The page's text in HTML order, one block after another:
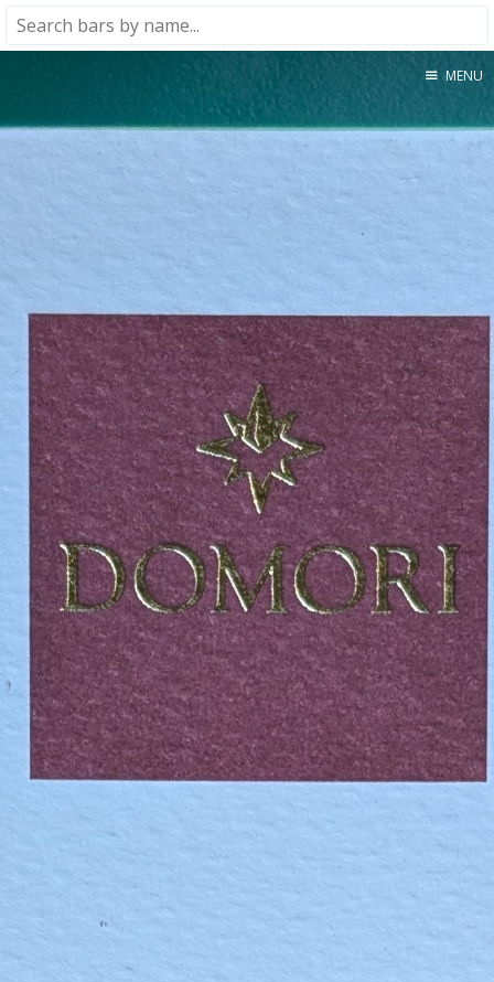
★★☆☆☆
Meta
Privacy Policy
MENU